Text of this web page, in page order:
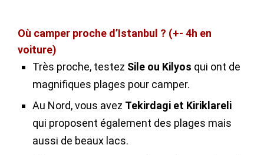
Où camper proche d’Istanbul ? (+- 4h en
voiture)
Très proche, testez Sile ou Kilyos qui ont de
magnifiques plages pour camper.
Au Nord, vous avez Tekirdagi et Kiriklareli
qui proposent également des plages mais
aussi de beaux lacs.